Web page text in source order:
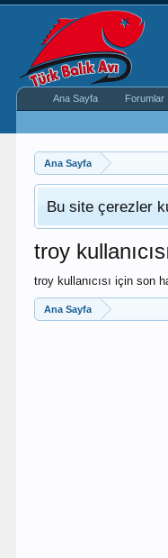
Ana Sayfa
Bu site çerezler
troy
troy kullanıcısı için son
Ana Sayfa
Ana Sayfa Forumlar